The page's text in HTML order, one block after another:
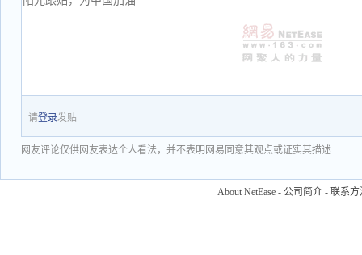
请登录发贴
网友评论仅供网友表达个人看法，并不表明网易同意其观点或证实其描述
About NetEase - 公司简介 - 联系方